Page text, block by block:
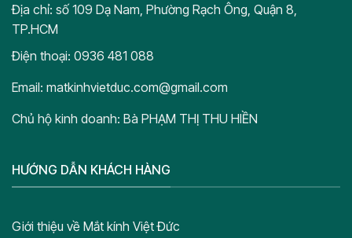
Địa chỉ: số 109 Dạ Nam, Phường Rạch Ông, Quận 8,
TP.HCM
Điện thoại: 0936 481 088
Email: matkinhvietduc.com@gmail.com
Chủ hộ kinh doanh: Bà PHẠM THỊ THU HIỀN
HƯỚNG DẪN KHÁCH HÀNG
Giới thiệu về Mắt kính Việt Đức